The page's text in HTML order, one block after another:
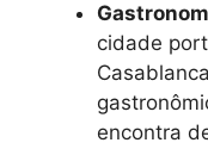
cidade
encontra